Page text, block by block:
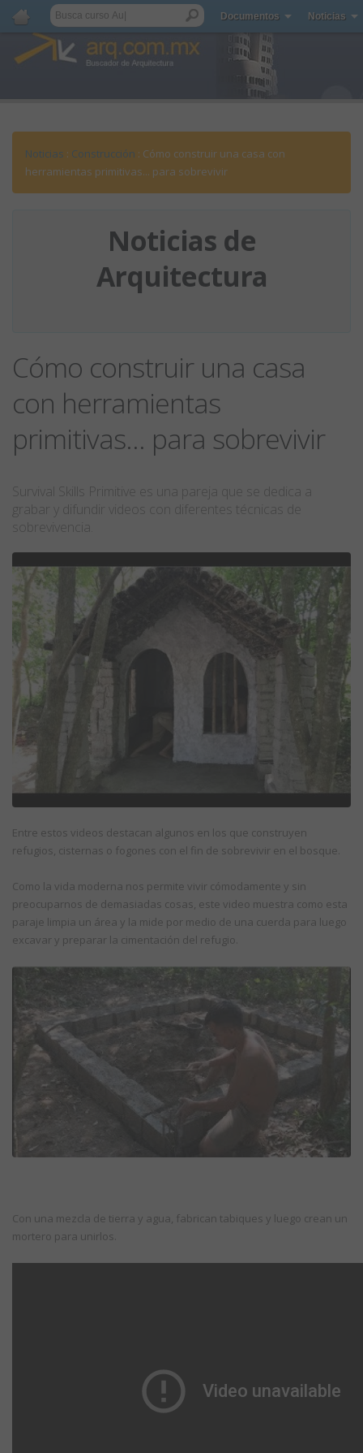
Documentos Noticias
Noticias : Construcción : Cómo construir una casa con
herramientas primitivas... para sobrevivir
Noticias de
Arquitectura
Cómo construir una casa
con herramientas
primitivas... para sobrevivir
Survival Skills Primitive es una pareja que se dedica a
grabar y difundir videos con diferentes técnicas de
sobrevivencia.
Entre estos videos destacan algunos en los que construyen
refugios, cisternas o fogones con el fin de sobrevivir en el bosque.
Como la vida moderna nos permite vivir cómodamente y sin
preocuparnos de demasiadas cosas, este video muestra como esta
paraje limpia un área y la mide por medio de una cuerda para luego
excavar y preparar la cimentación del refugio.
Con una mezcla de tierra y agua, fabrican tabiques y luego crean un
mortero para unirlos.